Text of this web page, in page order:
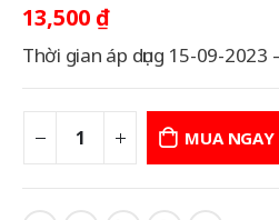
13,500 ₫
Thời gian áp dụng 15-09-2023
MUA NGAY